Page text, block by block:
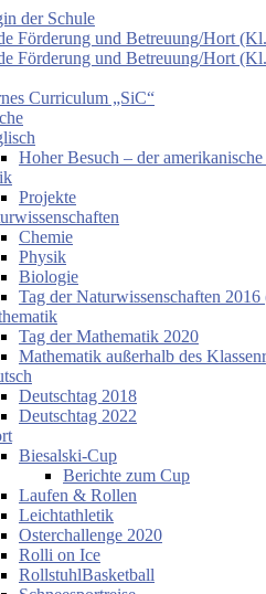
der Schule
Förderung und Betreuung/Hort
Förderung und Betreuung/Hort
Curriculum „SiC“
Hoher Besuch – der
Projekte
Chemie
Physik
Biologie
Tag der Naturwissenschaften
Tag der Mathematik 2020
Mathematik außerhalb des
Deutschtag 2018
Deutschtag 2022
Biesalski-Cup
Berichte zum Cup
Laufen & Rollen
Leichtathletik
Osterchallenge 2020
Rolli on Ice
RollstuhlBasketball